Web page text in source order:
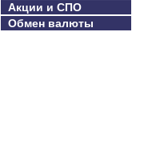
Акции и СПО
Обмен валюты